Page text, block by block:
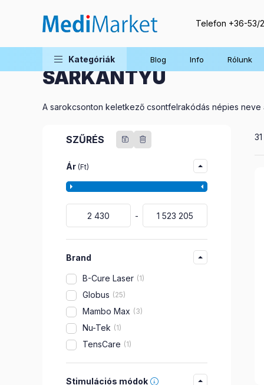
Telefon +36-53/
Kategóriák Blog Info Rólunk
SARKANTYÚ
A sarokcsonton keletkező csontfelrakódás népies
SZŰRÉS
Ár (Ft)
Brand
B-Cure Laser 1
Globus 25
Mambo Max 3
Nu-Tek 1
TensCare 1
Stimulációs módok
31